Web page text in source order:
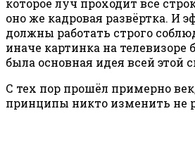
которое луч проходит все
оно же кадровая развёртка. И
должны работать строго
иначе картинка на телевизоре
была основная идея всей этой
С тех пор прошёл примерно
принципы никто изменить не